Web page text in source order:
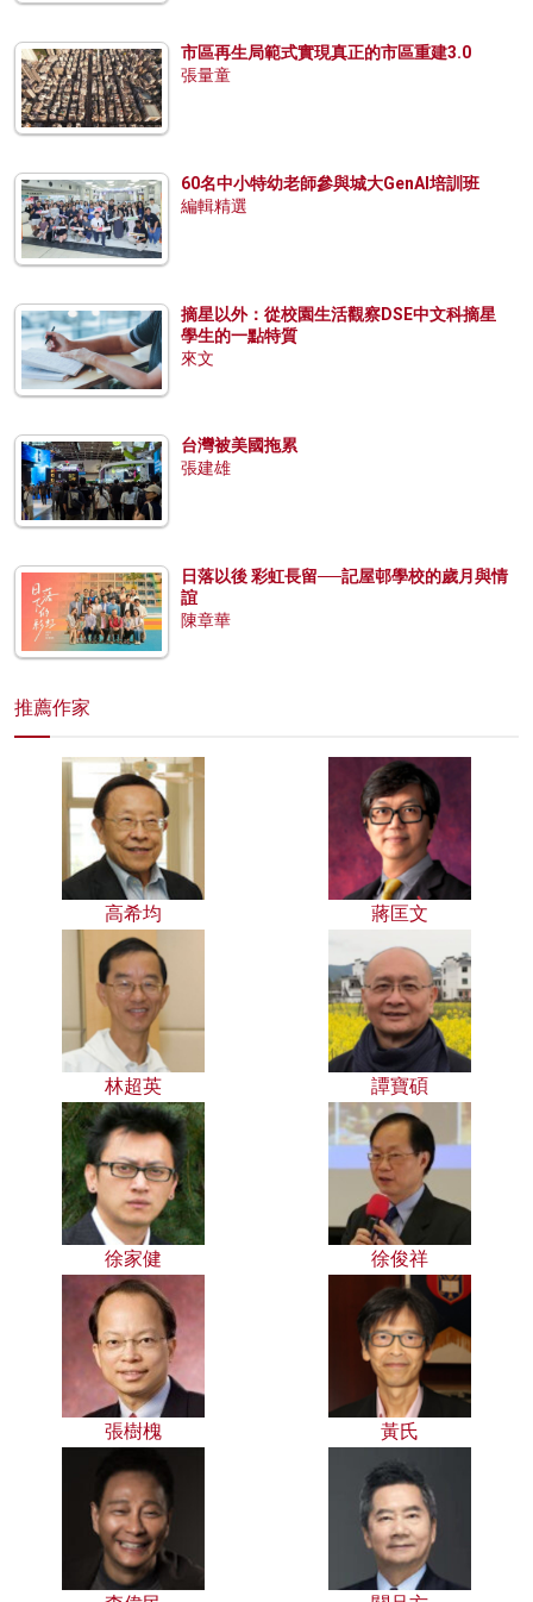
市區再生局範式實現真正的市區重建3.0
張量童
60名中小特幼老師參與城大GenAI培訓班
編輯精選
摘星以外：從校園生活觀察DSE中文科摘星
學生的一點特質
來文
台灣被美國拖累
張建雄
日落以後 彩虹長留──記屋邨學校的歲月與情
誼
陳章華
推薦作家
高希均 蔣匡文
林超英 譚寶碩
徐家健 徐俊祥
張樹槐 黃氏